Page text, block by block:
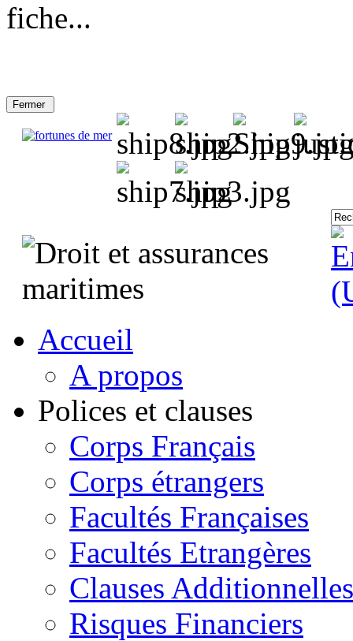
fiche...
Accueil
A propos
Polices et clauses
Corps Français
Corps étrangers
Facultés Françaises
Facultés Etrangères
Clauses Additionnelles
Risques Financiers